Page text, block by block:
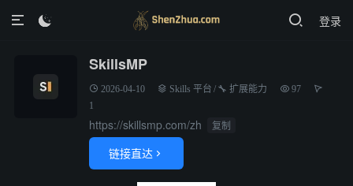
登录

SkillsMP
2026-04-10 Skills 平台 / 🔧 扩展能力
97
1
https://skillsmp.com/zh 复制
链接直达 